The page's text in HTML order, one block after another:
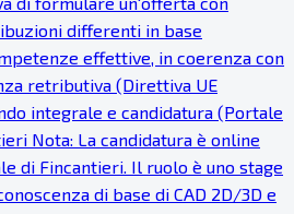
differenti in base
effettive, in coerenza con
retributiva (Direttiva UE
integrale e candidatura (Portale
Nota: La candidatura è online
di Fincantieri. Il ruolo è uno stage
di base di CAD 2D/3D e